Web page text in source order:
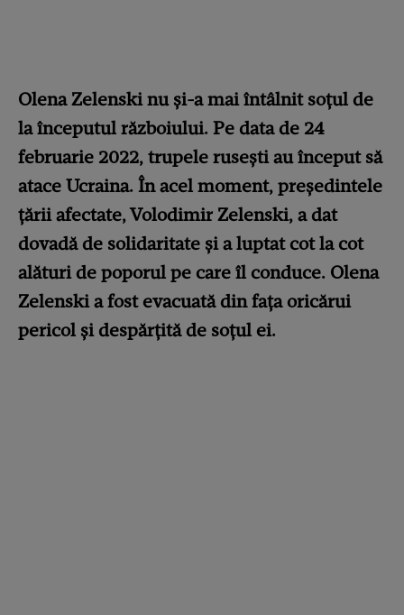
Olena Zelenski nu și-a mai întâlnit soțul de
la începutul războiului. Pe data de 24
februarie 2022, trupele rusești au început să
atace Ucraina. În acel moment, președintele
țării afectate, Volodimir Zelenski, a dat
dovadă de solidaritate și a luptat cot la cot
alături de poporul pe care îl conduce. Olena
Zelenski a fost evacuată din fața oricărui
pericol și despărțită de soțul ei.